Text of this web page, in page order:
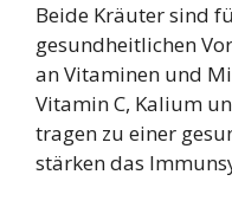
Beide Kräuter sind
gesundheitlichen
an Vitaminen und
Vitamin C, Kalium
tragen zu einer
stärken das